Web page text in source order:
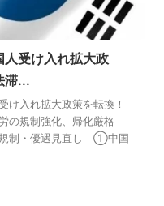
人受け入れ拡大政
滞...
け入れ拡大政策を転換！
の規制強化、帰化厳格
規制・優遇見直し ➀中国